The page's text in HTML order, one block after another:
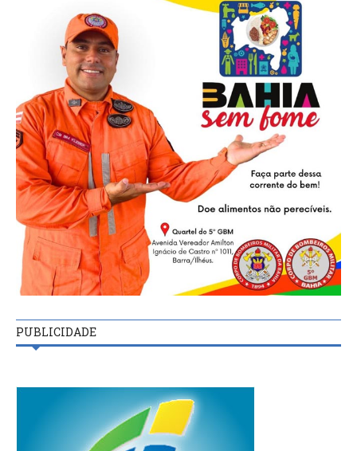
PUBLICIDADE